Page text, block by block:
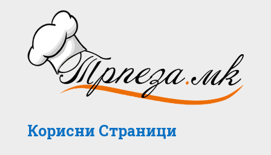
Корисни Страници